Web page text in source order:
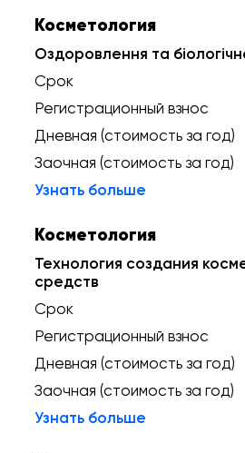
Косметология
Оздоровлення та
Срок
Регистрационный взнос
Дневная (стоимость за год)
Заочная (стоимость за год)
Узнать больше
Косметология
Технология создания
средств
Срок
Регистрационный взнос
Дневная (стоимость за год)
Заочная (стоимость за год)
Узнать больше